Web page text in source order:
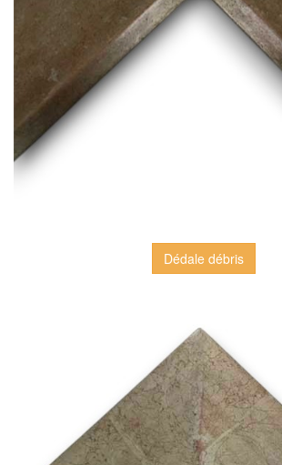
Dédale débris